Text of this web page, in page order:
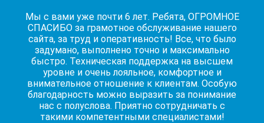
Мы с вами уже почти 6 лет. Ребята, ОГРОМНОЕ
СПАСИБО за грамотное обслуживание нашего
сайта, за труд и оперативность! Все, что было
задумано, выполнено точно и максимально
быстро. Техническая поддержка на высшем
уровне и очень лояльное, комфортное и
внимательное отношение к клиентам. Особую
благодарность можно выразить за понимание
нас с полуслова. Приятно сотрудничать с
такими компетентными специалистами!